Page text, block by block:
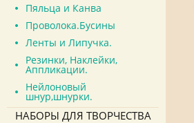
Пяльца и Канва
Проволока.Бусины
Ленты и Липучка.
Резинки, Наклейки,
Аппликации.
Нейлоновый
шнур,шнурки.
НАБОРЫ ДЛЯ ТВОРЧЕСТВА